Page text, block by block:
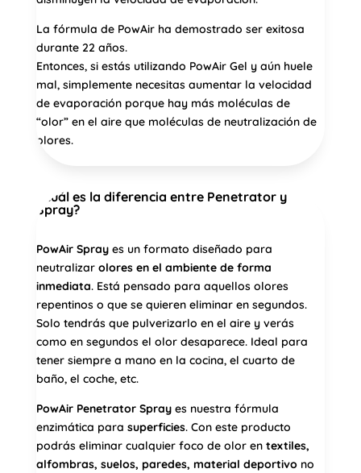
La fórmula de PowAir ha demostrado ser exitosa
durante 22 años.
Entonces, si estás utilizando PowAir Gel y aún huele
mal, simplemente necesitas aumentar la velocidad
de evaporación porque hay más moléculas de
“olor” en el aire que moléculas de neutralización de
olores.
¿Cuál es la diferencia entre Penetrator y
Spray?
PowAir Sprayes un formato diseñado para
neutralizarolores en el ambiente de forma
inmediata. Está pensado para aquellos olores
repentinos o que se quieren eliminar en segundos.
Solo tendrás que pulverizarlo en el aire y verás
como en segundos el olor desaparece. Ideal para
tener siempre a mano en la cocina, el cuarto de
baño, el coche, etc.
PowAir Penetrator Sprayes nuestra fórmula
enzimática para superficies. Con este producto
podrás eliminar cualquier foco de olor entextiles,
alfombras, suelos, paredes, material deportivono